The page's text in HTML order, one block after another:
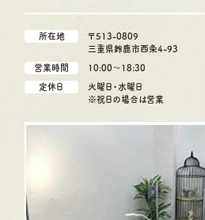
所在地
〒513-0809
三重県鈴鹿市西条4-93
営業時間 10:00〜18:30
定休日
火曜日・水曜日
※祝日の場合は営業